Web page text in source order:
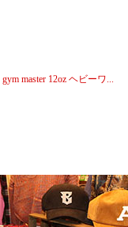
gym master 12oz ヘビーワ...